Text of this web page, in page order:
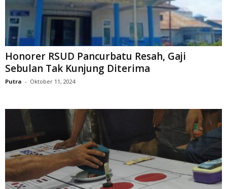
Honorer RSUD Pancurbatu Resah, Gaji
Sebulan Tak Kunjung Diterima
Putra - Oktober 11, 2024